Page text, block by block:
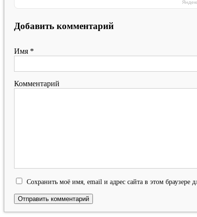
Добавить комментарий
Имя *
Комментарий
Сохранить моё имя, email и адрес сайта в этом браузере